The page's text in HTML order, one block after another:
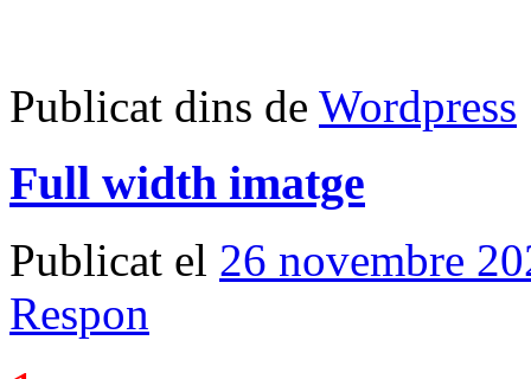
Publicat dins de Wordpress
Full width imatge
Publicat el 26 novembre
Respon